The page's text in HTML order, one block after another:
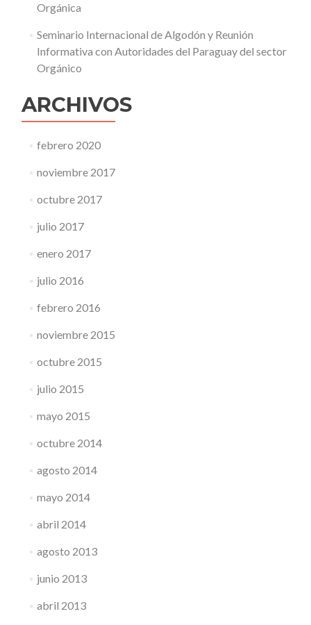
Orgánica
Seminario Internacional de Algodón y Reunión
Informativa con Autoridades del Paraguay del sector
Orgánico
ARCHIVOS
febrero 2020
noviembre 2017
octubre 2017
julio 2017
enero 2017
julio 2016
febrero 2016
noviembre 2015
octubre 2015
julio 2015
mayo 2015
octubre 2014
agosto 2014
mayo 2014
abril 2014
agosto 2013
junio 2013
abril 2013